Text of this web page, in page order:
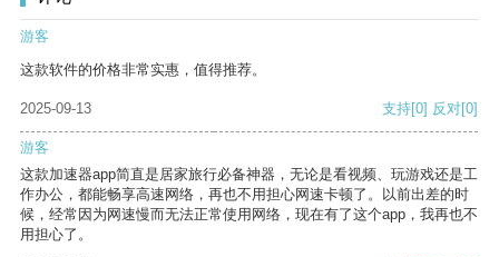
游客
这款软件的价格非常实惠，值得推荐。
2025-09-13 支持[0] 反对[0]
游客
这款加速器app简直是居家旅行必备神器，无论是看视频、玩游戏还是工
作办公，都能畅享高速网络，再也不用担心网速卡顿了。以前出差的时
候，经常因为网速慢而无法正常使用网络，现在有了这个app，我再也不
用担心了。